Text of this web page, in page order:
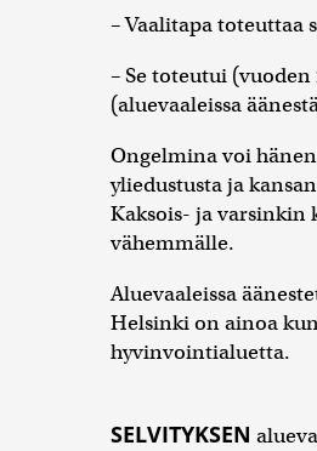
– Vaalitapa toteuttaa
– Se toteutui
(aluevaaleissa
Ongelmina voi
yliedustusta ja
Kaksois- ja
vähemmälle.
Aluevaaleissa
Helsinki on ainoa
hyvinvointialuetta.
SELVITYKSEN